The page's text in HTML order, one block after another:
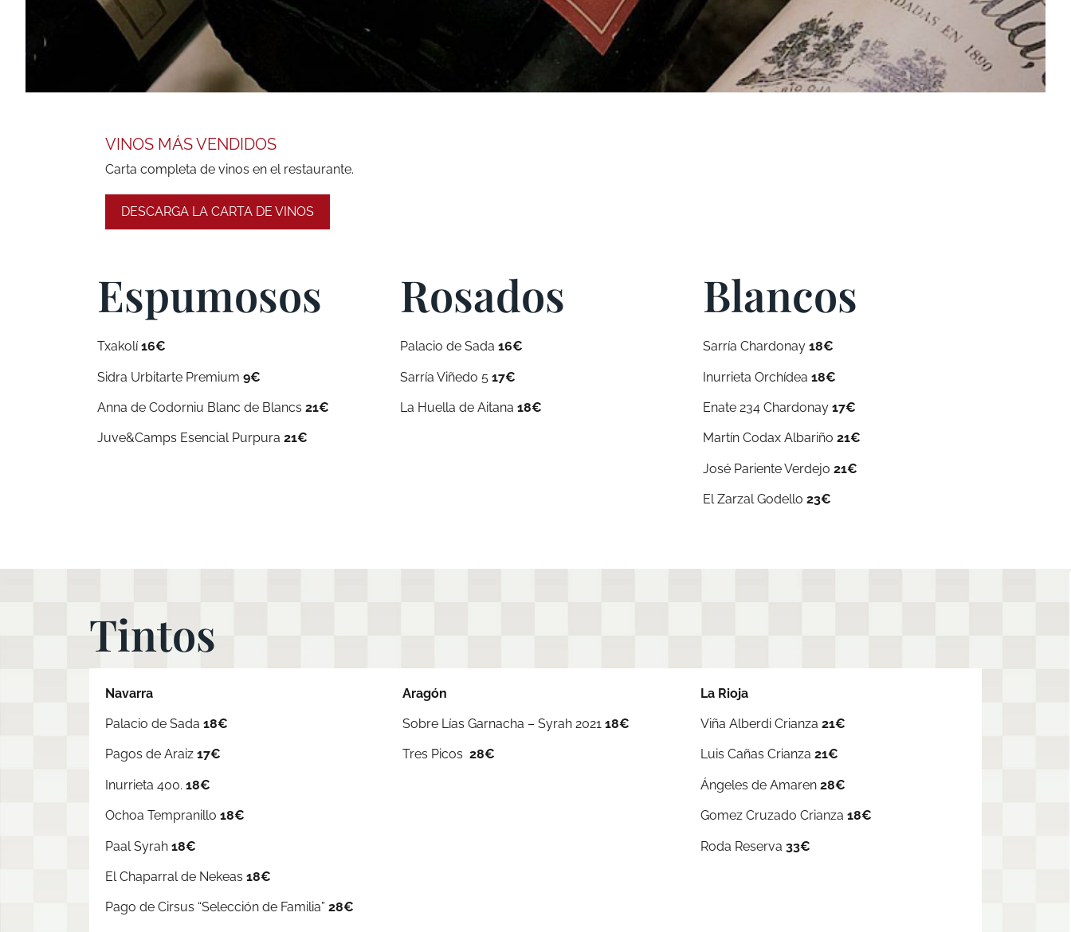
VINOS MÁS VENDIDOS
Carta completa de vinos en el restaurante.
DESCARGA LA CARTA DE VINOS
Espumosos
Txakolí16€
Sidra Urbitarte Premium 9€
Anna de Codorniu Blanc de Blancs 21€
Juve&Camps Esencial Purpura 21€
Rosados
Palacio de Sada 16€
Sarría Viñedo 5 17€
La Huella de Aitana 18€
Blancos
Sarría Chardonay 18€
Inurrieta Orchídea 18€
Enate 234 Chardonay 17€
Martín Codax Albariño 21€
José Pariente Verdejo 21€
El Zarzal Godello 23€
Tintos
Navarra
Palacio de Sada 18€
Pagos de Araiz 17€
Inurrieta 400. 18€
Ochoa Tempranillo 18€
Paal Syrah 18€
El Chaparral de Nekeas 18€
Pago de Cirsus “Selección de Familia” 28€
Aragón
Sobre Lías Garnacha – Syrah 202118€
Tres Picos 28€
La Rioja
Viña Alberdi Crianza 21€
Luis Cañas Crianza 21€
Ángeles de Amaren 28€
Gomez Cruzado Crianza 18€
Roda Reserva 33€